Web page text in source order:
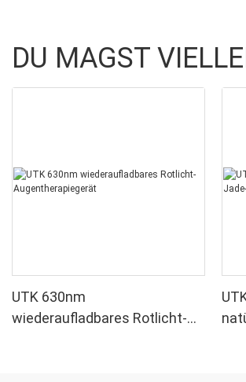
DU MAGST
UTK 630nm
wiederaufladbares Rotlicht-